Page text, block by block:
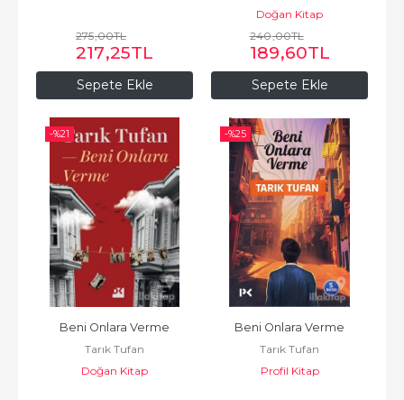
Sepete Ekle
275,00TL
217,25TL
Sepete Ekle
Doğan Kitap
240,00TL
189,60TL
-%21
Beni Onlara Verme
Tarık Tufan
Doğan Kitap
-%25
Beni Onlara Verme
Tarık Tufan
Profil Kitap